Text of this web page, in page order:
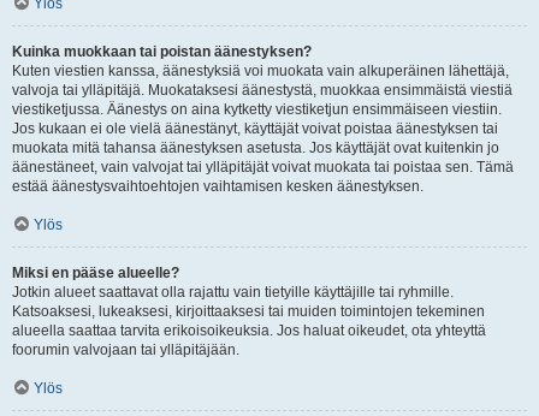
Ylös
Kuinka muokkaan tai poistan äänestyksen?
Kuten viestien kanssa, äänestyksiä voi muokata vain alkuperäinen lähettäjä,
valvoja tai ylläpitäjä. Muokataksesi äänestystä, muokkaa ensimmäistä viestiä
viestiketjussa. Äänestys on aina kytketty viestiketjun ensimmäiseen viestiin.
Jos kukaan ei ole vielä äänestänyt, käyttäjät voivat poistaa äänestyksen tai
muokata mitä tahansa äänestyksen asetusta. Jos käyttäjät ovat kuitenkin jo
äänestäneet, vain valvojat tai ylläpitäjät voivat muokata tai poistaa sen. Tämä
estää äänestysvaihtoehtojen vaihtamisen kesken äänestyksen.
Ylös
Miksi en pääse alueelle?
Jotkin alueet saattavat olla rajattu vain tietyille käyttäjille tai ryhmille.
Katsoaksesi, lukeaksesi, kirjoittaaksesi tai muiden toimintojen tekeminen
alueella saattaa tarvita erikoisoikeuksia. Jos haluat oikeudet, ota yhteyttä
foorumin valvojaan tai ylläpitäjään.
Ylös